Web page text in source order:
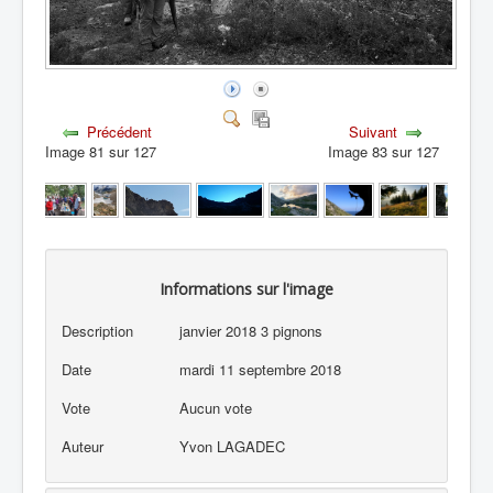
Précédent
Image 81 sur 127
Suivant
Image 83 sur 127
Informations sur l'image
Description
janvier 2018 3 pignons
Date
mardi 11 septembre 2018
Vote
Aucun vote
Auteur
Yvon LAGADEC